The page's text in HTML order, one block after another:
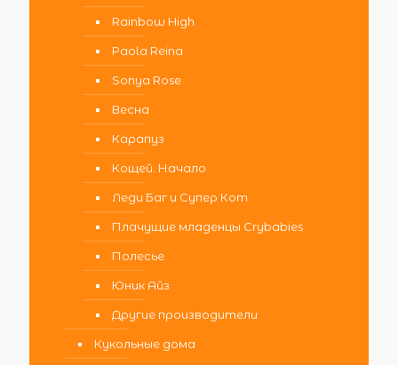
Rainbow High
Paola Reina
Sonya Rose
Весна
Карапуз
Кощей. Начало
Леди Баг и Супер Кот
Плачущие младенцы Crybabies
Полесье
Юник Айз
Другие производители
Кукольные дома